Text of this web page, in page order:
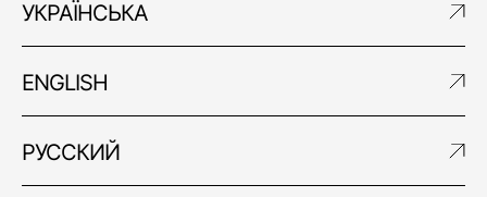
УКРАЇНСЬКА
ENGLISH
РУССКИЙ